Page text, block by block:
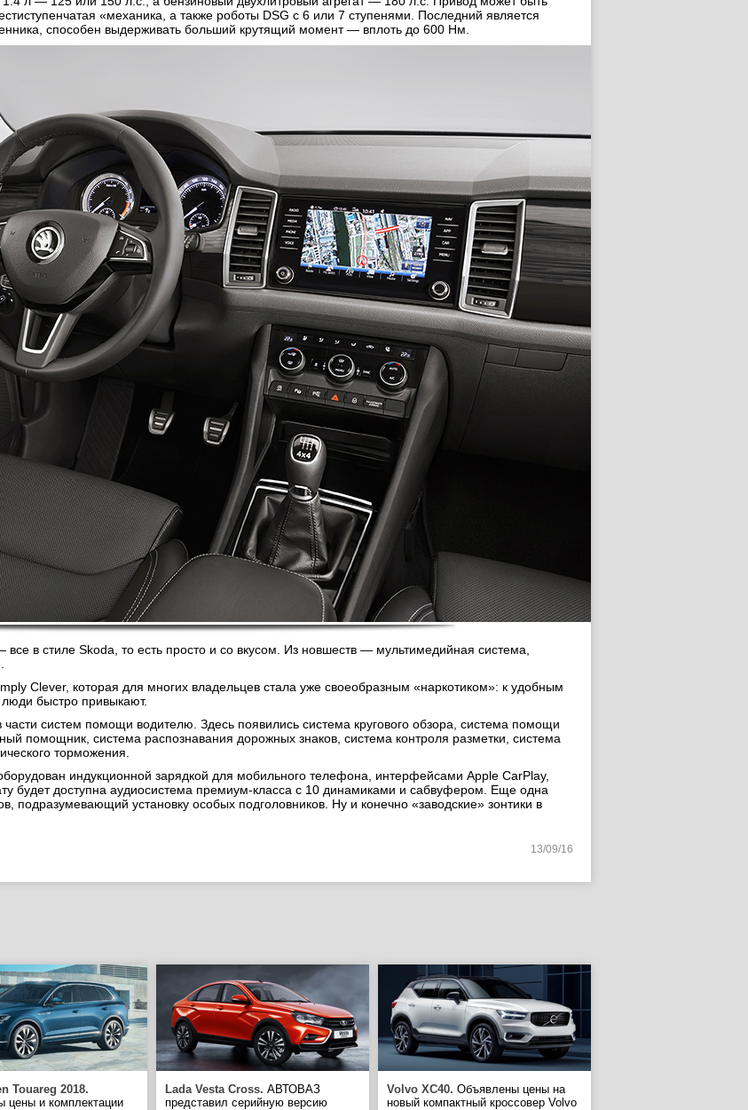
«механика, а также роботы DSG с 6 или 7 ступенями. Последний является
способен выдерживать больший крутящий момент — вплоть до 600 Нм.
в стиле Skoda, то есть просто и со вкусом. Из новшеств — мультимедийная система,
Clever, которая для многих владельцев стала уже своеобразным «наркотиком»: к удобным
быстро привыкают.
систем помощи водителю. Здесь появились система кругового обзора, система помощи
помощник, система распознавания дорожных знаков, система контроля разметки, система
торможения.
индукционной зарядкой для мобильного телефона, интерфейсами Apple CarPlay,
будет доступна аудиосистема премиум-класса с 10 динамиками и сабвуфером. Еще одна
подразумевающий установку особых подголовников. Ну и конечно «заводские» зонтики в
13/09/16
Touareg 2018.
цены и комплектации
Lada Vesta Cross. АВТОВАЗ
представил серийную версию
Volvo XC40. Объявлены цены на
новый компактный кроссовер Volvo